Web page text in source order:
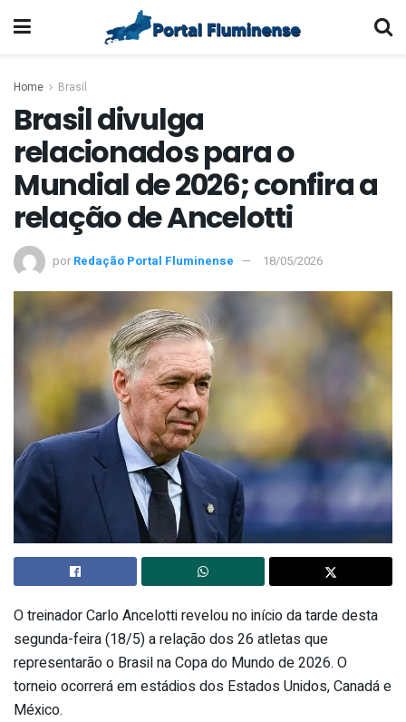
Home Brasil
Brasil divulga
relacionados para o
Mundial de 2026; confira a
relação de Ancelotti
por Redação Portal Fluminense 18/05/2026
O treinador Carlo Ancelotti revelou no início da tarde desta
segunda-feira (18/5) a relação dos 26 atletas que
representarão o Brasil na Copa do Mundo de 2026. O
torneio ocorrerá em estádios dos Estados Unidos, Canadá e
México.